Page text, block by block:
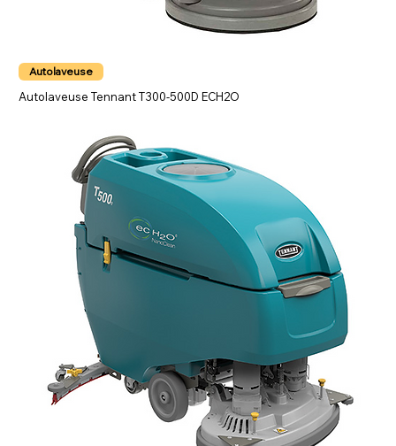
Autolaveuse
Autolaveuse Tennant T300-500D ECH2O